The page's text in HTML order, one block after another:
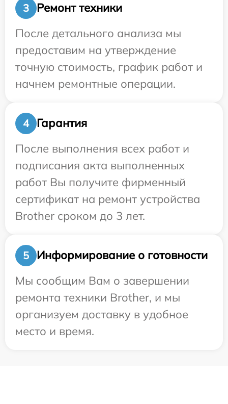
3
Ремонт техники
После детального анализа мы
предоставим на утверждение
точную стоимость, график работ и
начнем ремонтные операции.
4
Гарантия
После выполнения всех работ и
подписания акта выполненных
работ Вы получите фирменный
сертификат на ремонт устройства
Brother сроком до 3 лет.
5
Информирование о готовности
Мы сообщим Вам о завершении
ремонта техники Brother, и мы
организуем доставку в удобное
место и время.